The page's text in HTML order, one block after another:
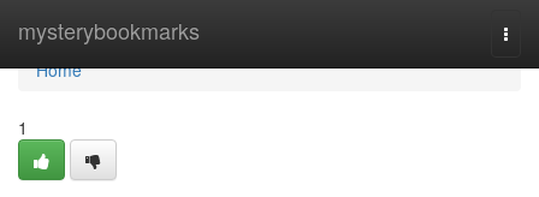
mysterybookmarks
Home
Home
1